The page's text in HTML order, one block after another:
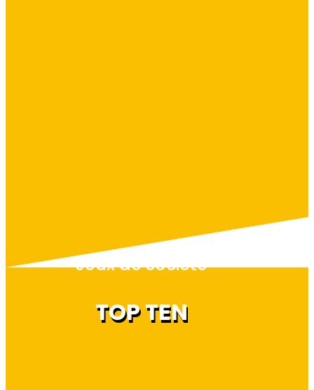
Jeux de société
TOP TEN